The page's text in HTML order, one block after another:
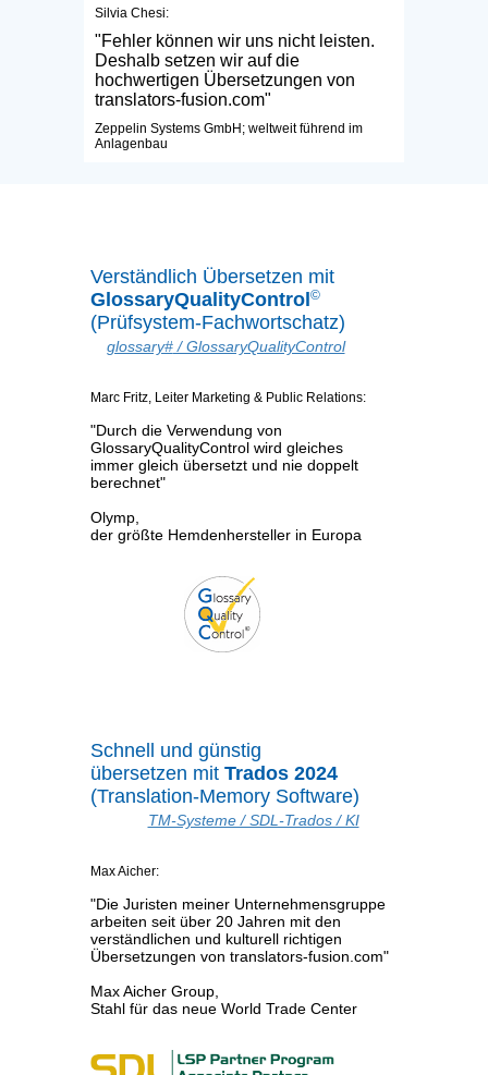
Silvia Chesi:
"Fehler können wir uns nicht leisten.
Deshalb setzen wir auf die
hochwertigen Übersetzungen von
translators-fusion.com"
Zeppelin Systems GmbH; weltweit führend im
Anlagenbau
Verständlich Übersetzen mit
GlossaryQualityControl ©
(Prüfsystem-Fachwortschatz)
glossary#/ GlossaryQualityControl
Marc Fritz, Leiter Marketing & Public Relations:
"Durch die Verwendung von
GlossaryQualityControl wird gleiches
immer gleich übersetzt und nie doppelt
berechnet"
Olymp,
der größte Hemdenhersteller in Europa
Schnell und günstig
übersetzen mit Trados 2024
(Translation-Memory Software)
TM-Systeme / SDL-Trados / KI
Max Aicher:
"Die Juristen meiner Unternehmensgruppe
arbeiten seit über 20 Jahren mit den
verständlichen und kulturell richtigen
Übersetzungen von translators-fusion.com"
Max Aicher Group,
Stahl für das neue World Trade Center